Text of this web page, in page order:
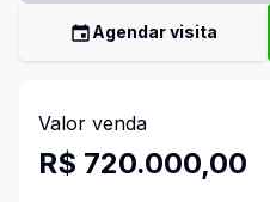
Agendar visita
Valor venda
R$ 720.000,00